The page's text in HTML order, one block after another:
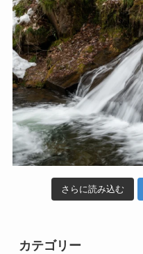
さらに読み込む
カテゴリー